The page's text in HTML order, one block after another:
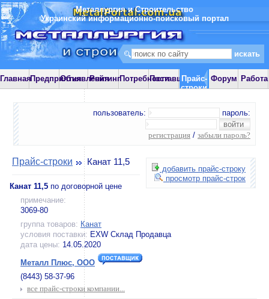
Металлургия и Строительство
Украинский информационно-поисковый портал
ГлавнаяПредприятияОбъявления
РейтингПотребностиПоставщики
Прайс-
строки
Форум Работа
пользователь: пароль:
регистрация / забыли пароль?
добавить прайс-строку
просмотр прайс-строк
Прайс-строки Канат 11,5
Канат 11,5 по договорной цене
примечание:
3069-80
группа товаров: Канат
условия поставки: EXW Склад Продавца
дата цены: 14.05.2020
Металл Плюс, ООО
(8443) 58-37-96
все прайс-строки компании...